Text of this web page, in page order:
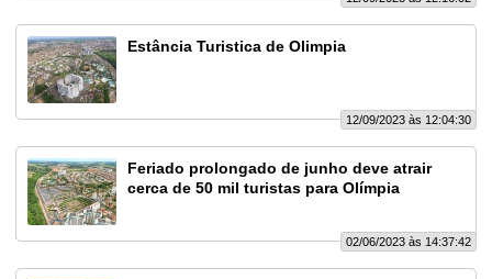
Estância Turistica de Olimpia
12/09/2023 às 12:04:30
Feriado prolongado de junho deve atrair
cerca de 50 mil turistas para Olímpia
02/06/2023 às 14:37:42